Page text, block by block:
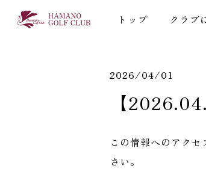
トップ クラブ
2026/04/01
【
この情報へのアク
さい。